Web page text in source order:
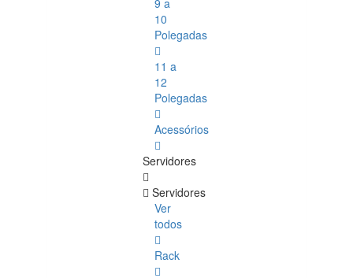
9 a
10
Polegadas
11 a
12
Polegadas
Acessórios
Servidores
Servidores
Ver
todos
Rack